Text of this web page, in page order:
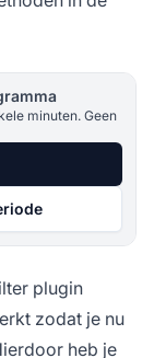
minuten. Geen
plugin
zodat je nu
heb je